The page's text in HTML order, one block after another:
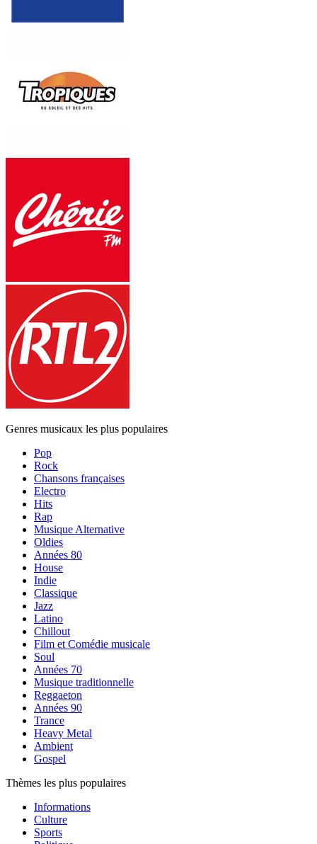
Genres musicaux les plus populaires
Pop
Rock
Chansons françaises
Electro
Hits
Rap
Musique Alternative
Oldies
Années 80
House
Indie
Classique
Jazz
Latino
Chillout
Film et Comédie musicale
Soul
Années 70
Musique traditionnelle
Reggaeton
Années 90
Trance
Heavy Metal
Ambient
Gospel
Thèmes les plus populaires
Informations
Culture
Sports